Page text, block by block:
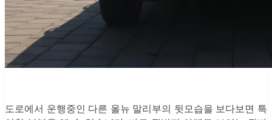
도로에서 운행중인 다른 올뉴 말리부의 뒷모습을 보다보면 특